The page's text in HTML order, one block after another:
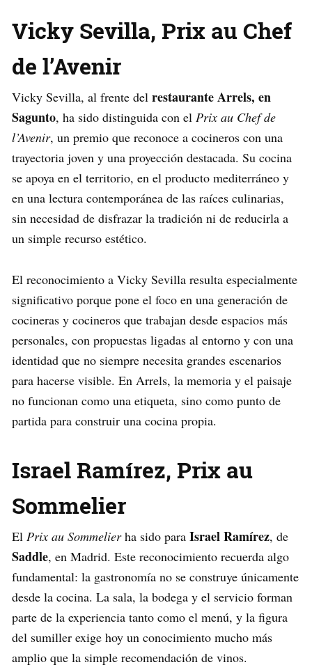
Vicky Sevilla, Prix au Chef
de l’Avenir
Vicky Sevilla, al frente del restaurante Arrels, en
Sagunto, ha sido distinguida con el Prix au Chef de
l’Avenir, un premio que reconoce a cocineros con una
trayectoria joven y una proyección destacada. Su cocina
se apoya en el territorio, en el producto mediterráneo y
en una lectura contemporánea de las raíces culinarias,
sin necesidad de disfrazar la tradición ni de reducirla a
un simple recurso estético.
El reconocimiento a Vicky Sevilla resulta especialmente
significativo porque pone el foco en una generación de
cocineras y cocineros que trabajan desde espacios más
personales, con propuestas ligadas al entorno y con una
identidad que no siempre necesita grandes escenarios
para hacerse visible. En Arrels, la memoria y el paisaje
no funcionan como una etiqueta, sino como punto de
partida para construir una cocina propia.
Israel Ramírez, Prix au
Sommelier
El Prix au Sommelierha sido para Israel Ramírez, de
Saddle, en Madrid. Este reconocimiento recuerda algo
fundamental: la gastronomía no se construye únicamente
desde la cocina. La sala, la bodega y el servicio forman
parte de la experiencia tanto como el menú, y la figura
del sumiller exige hoy un conocimiento mucho más
amplio que la simple recomendación de vinos.